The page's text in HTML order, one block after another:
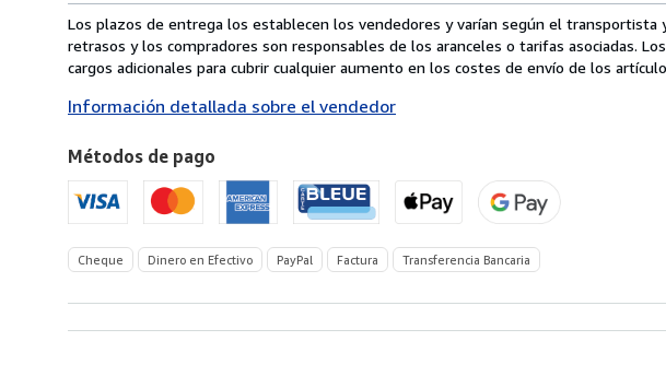
envío
de
Austria
Estados
de
America
Los plazos de entrega los establecen los vendedores y varían según el transportista
retrasos y los compradores son responsables de los aranceles o tarifas asociadas.
cargos adicionales para cubrir cualquier aumento en los costes de envío de los
Información detallada sobre el vendedor
Métodos de pago
Cheque Dinero en Efectivo PayPal Factura Transferencia Bancaria